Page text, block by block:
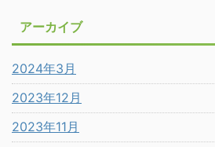
アーカイブ
2024年3月
2023年12月
2023年11月